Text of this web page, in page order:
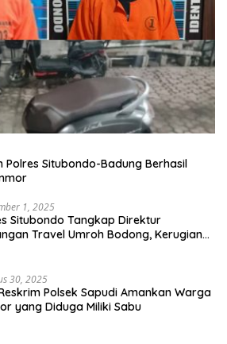
Situbondo-Badung Berhasil
1, 2025
Situbondo Tangkap Direktur
Travel Umroh Bodong, Kerugian
30, 2025
Polsek Sapudi Amankan Warga
yang Diduga Miliki Sabu